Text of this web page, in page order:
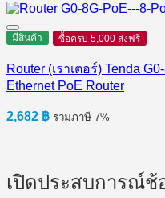
มีสินค้า ซื้อครบ 5,000 ส่งฟรี
Router (เราเตอร์) Tenda
Ethernet PoE Router
2,682 ฿ รวมภาษี 7%
เปิดประสบการณ์ช้